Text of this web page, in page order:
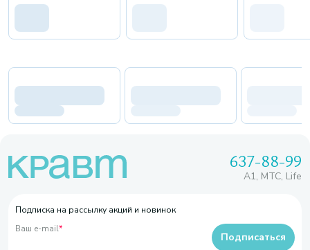
637-88-99
A1, МТС, Life
Подписка на рассылку акций и новинок
Ваш e-mail*
Подписаться